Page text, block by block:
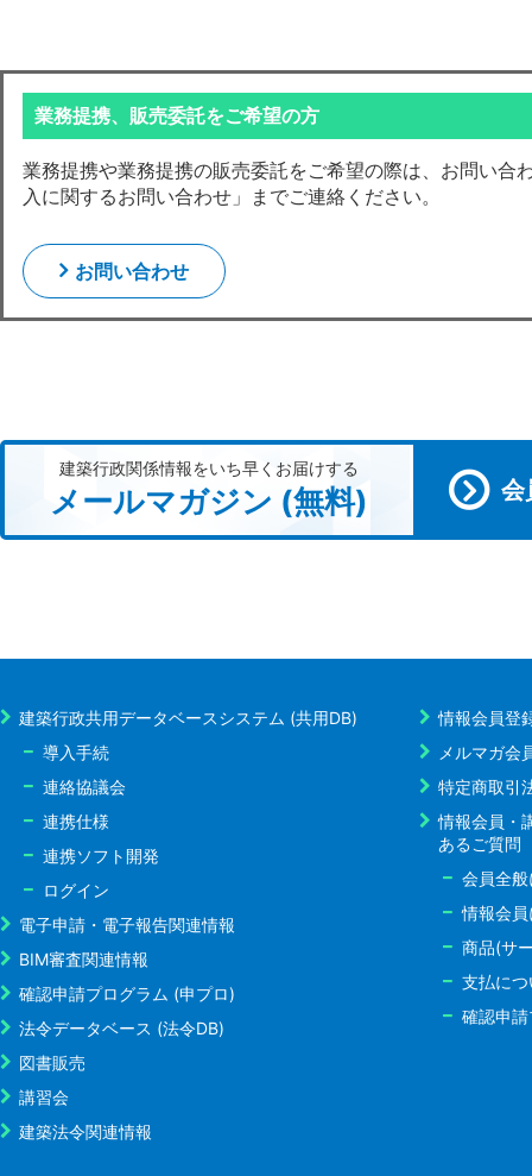
業務提携、販売委託をご希望の方
業務提携や業務提携の販売委託をご希望の際は、お問い合
入に関するお問い合わせ」までご連絡ください。
お問い合わせ
建築行政関係情報をいち早くお届けする
メールマガジン (無料) 会
建築行政共用データベースシステム (共用DB)
導入手続
連絡協議会
連携仕様
連携ソフト開発
ログイン
電子申請・電子報告関連情報
BIM審査関連情報
確認申請プログラム (申プロ)
法令データベース (法令DB)
図書販売
講習会
建築法令関連情報
情報会員登
メルマガ会
特定商取引
情報会員・
あるご質問
会員全
情報会
商品(サ
支払に
確認申